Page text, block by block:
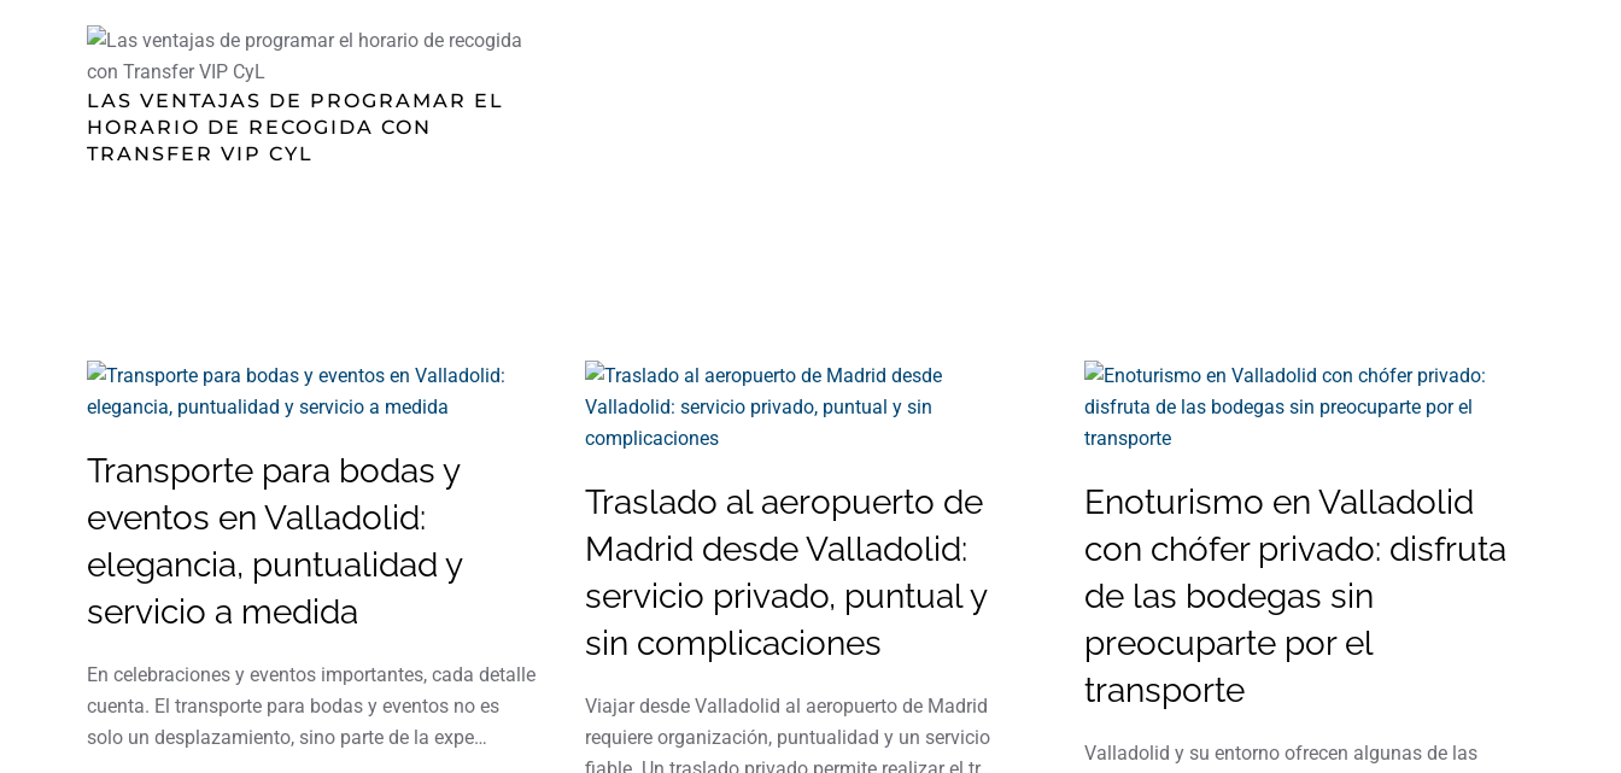
LAS VENTAJAS DE PROGRAMAR EL
HORARIO DE RECOGIDA CON
TRANSFER VIP CYL
Transporte para bodas y
eventos en Valladolid:
elegancia, puntualidad y
servicio a medida
En celebraciones y eventos importantes, cada detalle
cuenta. El transporte para bodas y eventos no es
solo un desplazamiento, sino parte de la expe…
Traslado al aeropuerto de
Madrid desde Valladolid:
servicio privado, puntual y
sin complicaciones
Viajar desde Valladolid al aeropuerto de Madrid
requiere organización, puntualidad y un servicio
Enoturismo en Valladolid
con chófer privado: disfruta
de las bodegas sin
preocuparte por el
transporte
Valladolid y su entorno ofrecen algunas de las